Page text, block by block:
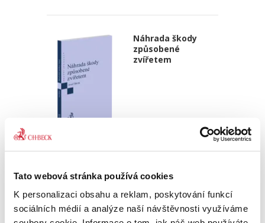
Tato webová stránka používá cookies
K personalizaci obsahu a reklam, poskytování funkcí
sociálních médií a analýze naší návštěvnosti využíváme
Náhrada škody
způsobené
zvířetem
390,00 Kč
Publikace pojednává o předpokladech vzniku
povinnosti nahradit újmu způsobenou zvířetem
podle § 2933 až 2935 ObčZ. Nejde ale pouze o